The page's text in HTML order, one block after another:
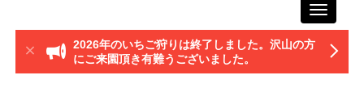
Toggle
2026年のいちご狩りは終了しました。沢山の方
にご来園頂き有難うございました。